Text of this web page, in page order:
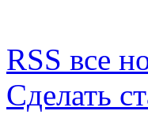
RSS все
Сделать